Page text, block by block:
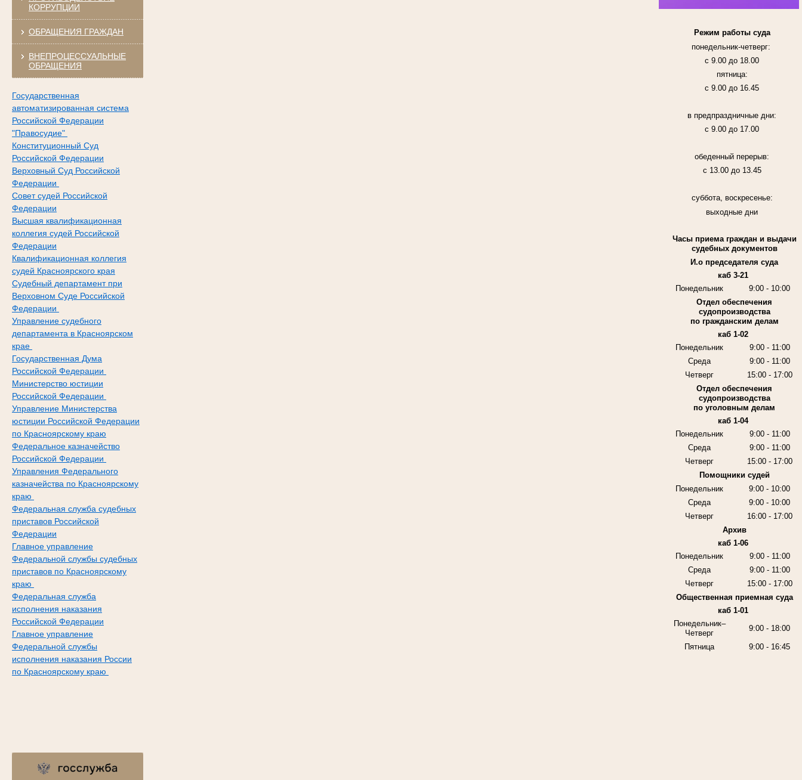
КОРРУПЦИИ
ОБРАЩЕНИЯ ГРАЖДАН
ВНЕПРОЦЕССУАЛЬНЫЕ
ОБРАЩЕНИЯ
Государственная
автоматизированная система
Российской Федерации
"Правосудие"
Конституционный Суд
Российской Федерации
Верховный Суд Российской
Федерации
Совет судей Российской
Федерации
Высшая квалификационная
коллегия судей Российской
Федерации
Квалификационная коллегия
судей Красноярского края
Судебный департамент при
Верховном Суде Российской
Федерации
Управление судебного
департамента в Красноярском
крае
Государственная Дума
Российской Федерации
Министерство юстиции
Российской Федерации
Управление Министерства
юстиции Российской Федерации
по Красноярскому краю
Федеральное казначейство
Российской Федерации
Управления Федерального
казначейства по Красноярскому
краю
Федеральная служба судебных
приставов Российской
Федерации
Главное управление
Федеральной службы судебных
приставов по Красноярскому
краю
Федеральная служба
исполнения наказания
Российской Федерации
Главное управление
Федеральной службы
исполнения наказания России
по Красноярскому краю
Режим работы суда
понедельник-четверг:
с 9.00 до 18.00
пятница:
с 9.00 до 16.45
в предпраздничные дни:
с 9.00 до 17.00
обеденный перерыв:
с 13.00 до 13.45
суббота, воскресенье:
выходные дни
Часы приема граждан и выдачи
судебных документов
И.о председателя суда
каб 3-21
Понедельник
9:00 - 10:00
Отдел обеспечения
судопроизводства
по гражданским делам
каб 1-02
Понедельник
9:00 - 11:00
Среда
9:00 - 11:00
Четверг
15:00 - 17:00
Отдел обеспечения
судопроизводства
по уголовным делам
каб 1-04
Понедельник
9:00 - 11:00
Среда
9:00 - 11:00
Четверг
15:00 - 17:00
Помощники судей
Понедельник
9:00 - 10:00
Среда
9:00 - 10:00
Четверг
16:00 - 17:00
Архив
каб 1-06
Понедельник
9:00 - 11:00
Среда
9:00 - 11:00
Четверг
15:00 - 17:00
Общественная приемная суда
каб 1-01
Понедельник–
Четверг
9:00 - 18:00
Пятница 9:00 - 16:45